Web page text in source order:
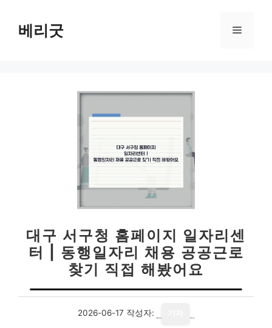
베리굿 메
대구 서구청 홈페이지 일자리센
터 | 동행일자리 채용 공공근로
찾기 직접 해봤어요
2026-06-17 작성자: